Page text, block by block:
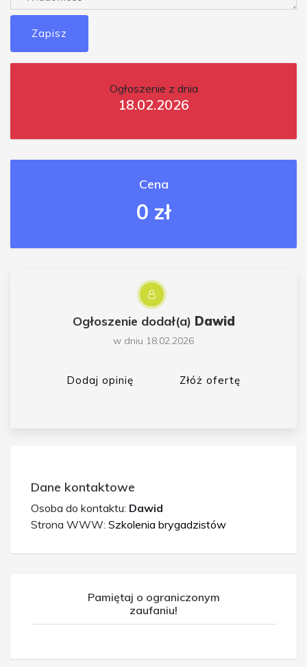
Zapisz
Ogłoszenie z dnia
18.02.2026
Cena
0 zł
Ogłoszenie dodał(a) Dawid
w dniu 18.02.2026
Dodaj opinię Złóż ofertę
Dane kontaktowe
Osoba do kontaktu: Dawid
Strona WWW: Szkolenia brygadzistów
Pamiętaj o ograniczonym
zaufaniu!